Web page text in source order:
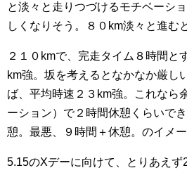
と淡々と走りつづけるモチベーシ
しくなりそう。８０km淡々と進む
２１０kmで、完走タイム８時間と
km強。坂を考えるとなかなか厳し
ば、平均時速２３km強。これなら
ーション）で２時間休憩くらいで
憩。最悪、９時間＋休憩。のイメー
5.15のXデーに向けて、とりあえず